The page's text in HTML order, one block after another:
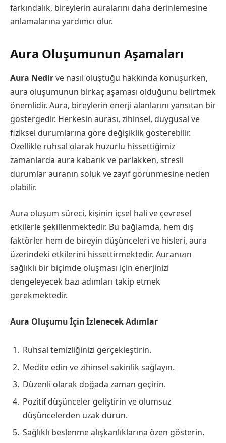
farkındalık, bireylerin auralarını daha derinlemesine
anlamalarına yardımcı olur.
Aura Oluşumunun Aşamaları
Aura Nedirve nasıl oluştuğu hakkında konuşurken,
aura oluşumunun birkaç aşaması olduğunu belirtmek
önemlidir. Aura, bireylerin enerji alanlarını yansıtan bir
göstergedir. Herkesin aurası, zihinsel, duygusal ve
fiziksel durumlarına göre değişiklik gösterebilir.
Özellikle ruhsal olarak huzurlu hissettiğimiz
zamanlarda aura kabarık ve parlakken, stresli
durumlar auranın soluk ve zayıf görünmesine neden
olabilir.
Aura oluşum süreci, kişinin içsel hali ve çevresel
etkilerle şekillenmektedir. Bu bağlamda, hem dış
faktörler hem de bireyin düşünceleri ve hisleri, aura
üzerindeki etkilerini hissettirmektedir. Auranızın
sağlıklı bir biçimde oluşması için enerjinizi
dengeleyecek bazı adımları takip etmek
gerekmektedir.
Aura Oluşumu İçin İzlenecek Adımlar
Ruhsal temizliğinizi gerçekleştirin.
Medite edin ve zihinsel sakinlik sağlayın.
Düzenli olarak doğada zaman geçirin.
Pozitif düşünceler geliştirin ve olumsuz
düşüncelerden uzak durun.
Sağlıklı beslenme alışkanlıklarına özen gösterin.